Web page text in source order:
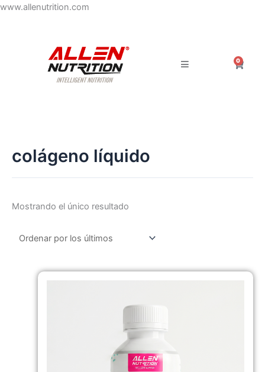
www.allenutrition.com
0
colágeno líquido
Mostrando el único resultado